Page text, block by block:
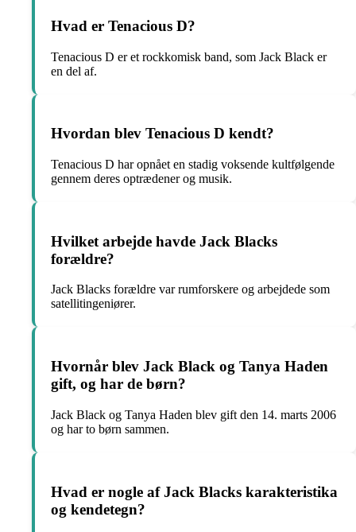
Hvad er Tenacious D?
Tenacious D er et rockkomisk band, som Jack Black er
en del af.
Hvordan blev Tenacious D kendt?
Tenacious D har opnået en stadig voksende kultfølgende
gennem deres optrædener og musik.
Hvilket arbejde havde Jack Blacks
forældre?
Jack Blacks forældre var rumforskere og arbejdede som
satellitingeniører.
Hvornår blev Jack Black og Tanya Haden
gift, og har de børn?
Jack Black og Tanya Haden blev gift den 14. marts 2006
og har to børn sammen.
Hvad er nogle af Jack Blacks karakteristika
og kendetegn?